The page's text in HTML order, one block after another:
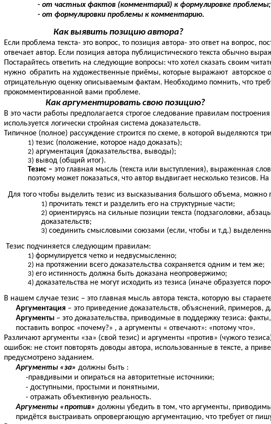
- от частных фактов (комментарий) к формулировке проблемы;
- от формулировки проблемы к комментарию.
Как выявить позицию автора?
Если проблема текста- это вопрос, то позиция автора- это ответ на вопрос,
отвечает автор. Если позиция автора публицистического текста обычно
Постарайтесь ответить на следующие вопросы: что хотел сказать своим
нужно обратить на художественные приёмы, которые выражают
отрицательную оценку описываемым фактам. Необходимо помнить, что
прокомментированной вами проблеме.
Как аргументировать свою позицию?
В это части работы предполагается строгое следование правилам
используется логически стройная система доказательств.
Типичное (полное) рассуждение строится по схеме, в которой выделяются
тезис (положение, которое надо доказать);
аргументация (доказательства, выводы);
вывод (общий итог).
Тезис – это главная мысль (текста или выступления), выраженная
поэтому может показаться, что автор выдвигает несколько тезисов.
Для того чтобы выделить тезис из высказывания большого объема,
прочитать текст и разделить его на структурные части;
ориентируясь на сильные позиции текста (подзаголовки,
доказательств;
соединить смысловыми союзами (если, чтобы и т.д.)
Тезис подчиняется следующим правилам:
формулируется четко и недвусмысленно;
на протяжении всего доказательства сохраняется одним и тем же;
его истинность должна быть доказана неопровержимо;
доказательства не могут исходить из тезиса (иначе образуется
В нашем случае тезис – это главная мысль автора текста, которую вы
Аргументация – это приведение доказательств, объяснений,
Аргументы – это доказательства, приводимые в поддержку тезиса:
поставить вопрос «почему?» , а аргументы « отвечают»: «потому что».
Различают аргументы «за» (свой тезис) и аргументы «против» (чужого
ошибок: не стоит повторять доводы автора, использованные в тексте, а
предусмотрено заданием.
Аргументы «за» должны быть :
-правдивыми и опираться на авторитетные источники;
- доступными, простыми и понятными,
- отражать объективную реальность.
Аргументы «против» должны убедить в том, что аргументы,
придётся выстраивать опровергающую аргументацию, что требует от